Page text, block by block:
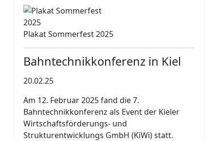
Plakat Sommerfest 2025
Bahntechnikkonferenz in Kiel
20.02.25
Am 12. Februar 2025 fand die 7.
Bahntechnikkonferenz als Event der Kieler
Wirtschaftsförderungs- und
Strukturentwicklungs GmbH (KiWi) statt.